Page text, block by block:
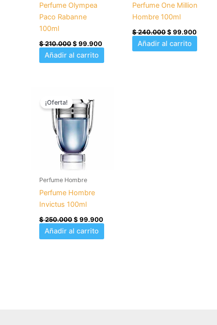
Perfume Olympea
Paco Rabanne
100ml
$210.000$ 99.900
Añadir al carrito
Perfume One Million
Hombre 100ml
$240.000$ 99.900
Añadir al carrito
¡Oferta!
Perfume Hombre
Perfume Hombre
Invictus 100ml
$250.000
precio
original
era:
$ 250.000.
$ 99.900
Añadir al carrito